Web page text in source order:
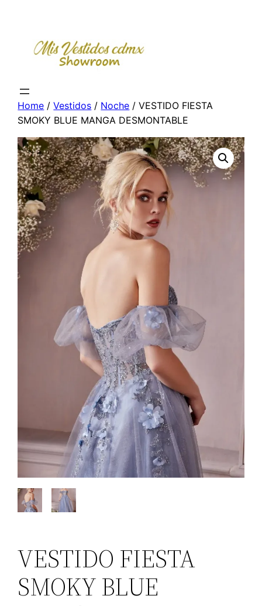
content
Home /Vestidos / Noche / VESTIDO FIESTA
SMOKY BLUE MANGA DESMONTABLE
VESTIDO FIESTA
SMOKY BLUE